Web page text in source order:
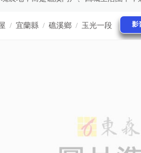
宜蘭縣 礁溪鄉 玉光一段 影